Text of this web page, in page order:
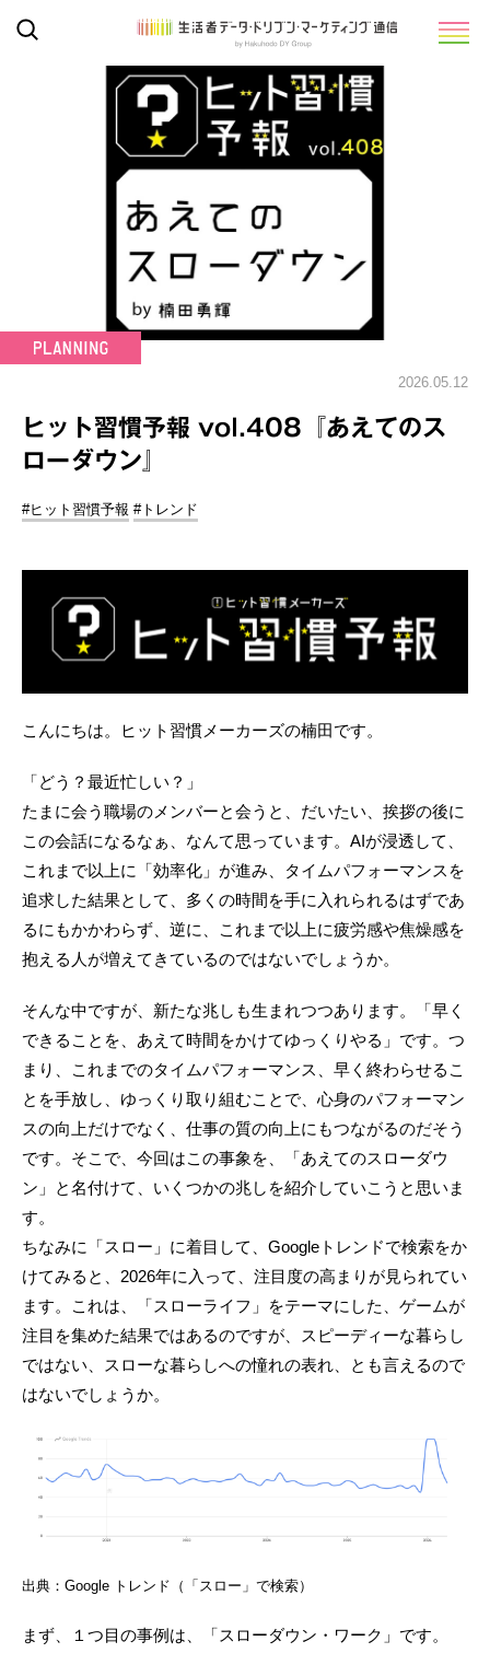
2026.05.12
ヒット習慣予報 vol.408『あえてのス
ローダウン』
#ヒット習慣予報 #トレンド
こんにちは。ヒット習慣メーカーズの楠田です。
「どう？最近忙しい？」
たまに会う職場のメンバーと会うと、だいたい、挨拶の後に
この会話になるなぁ、なんて思っています。AIが浸透して、
これまで以上に「効率化」が進み、タイムパフォーマンスを
追求した結果として、多くの時間を手に入れられるはずであ
るにもかかわらず、逆に、これまで以上に疲労感や焦燥感を
抱える人が増えてきているのではないでしょうか。
そんな中ですが、新たな兆しも生まれつつあります。「早く
できることを、あえて時間をかけてゆっくりやる」です。つ
まり、これまでのタイムパフォーマンス、早く終わらせるこ
とを手放し、ゆっくり取り組むことで、心身のパフォーマン
スの向上だけでなく、仕事の質の向上にもつながるのだそう
です。そこで、今回はこの事象を、「あえてのスローダウ
ン」と名付けて、いくつかの兆しを紹介していこうと思いま
す。
ちなみに「スロー」に着目して、Googleトレンドで検索をか
けてみると、2026年に入って、注目度の高まりが見られてい
ます。これは、「スローライフ」をテーマにした、ゲームが
注目を集めた結果ではあるのですが、スピーディーな暮らし
ではない、スローな暮らしへの憧れの表れ、とも言えるので
はないでしょうか。
出典：Google トレンド（「スロー」で検索）
まず、１つ目の事例は、「スローダウン・ワーク」です。